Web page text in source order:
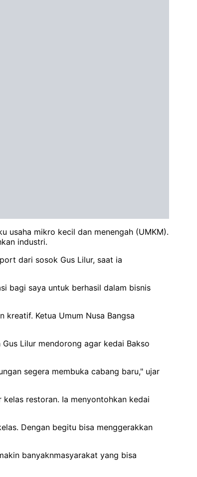
usaha mikro kecil dan menengah (UMKM).
industri.
dari sosok Gus Lilur, saat ia
bagi saya untuk berhasil dalam bisnis
kreatif. Ketua Umum Nusa Bangsa
Lilur mendorong agar kedai Bakso
segera membuka cabang baru," ujar
restoran. Ia menyontohkan kedai
Dengan begitu bisa menggerakkan
banyaknmasyarakat yang bisa